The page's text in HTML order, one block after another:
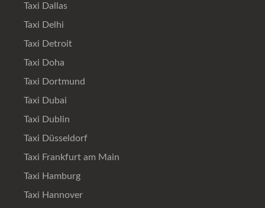
Taxi Dallas
Taxi Delhi
Taxi Detroit
Taxi Doha
Taxi Dortmund
Taxi Dubai
Taxi Dublin
Taxi Düsseldorf
Taxi Frankfurt am Main
Taxi Hamburg
Taxi Hannover